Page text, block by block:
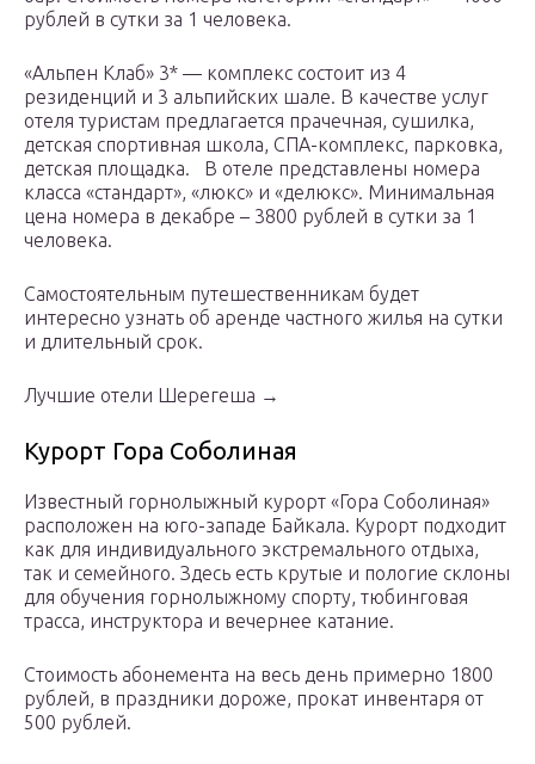
рублей в сутки за 1 человека.
«Альпен Клаб» 3* — комплекс состоит из 4
резиденций и 3 альпийских шале. В качестве услуг
отеля туристам предлагается прачечная, сушилка,
детская спортивная школа, СПА-комплекс, парковка,
детская площадка. В отеле представлены номера
класса «стандарт», «люкс» и «делюкс». Минимальная
цена номера в декабре – 3800 рублей в сутки за 1
человека.
Самостоятельным путешественникам будет
интересно узнать об аренде частного жилья на сутки
и длительный срок.
Лучшие отели Шерегеша →
Курорт Гора Соболиная
Известный горнолыжный курорт «Гора Соболиная»
расположен на юго-западе Байкала. Курорт подходит
как для индивидуального экстремального отдыха,
так и семейного. Здесь есть крутые и пологие склоны
для обучения горнолыжному спорту, тюбинговая
трасса, инструктора и вечернее катание.
Стоимость абонемента на весь день примерно 1800
рублей, в праздники дороже, прокат инвентаря от
500 рублей.